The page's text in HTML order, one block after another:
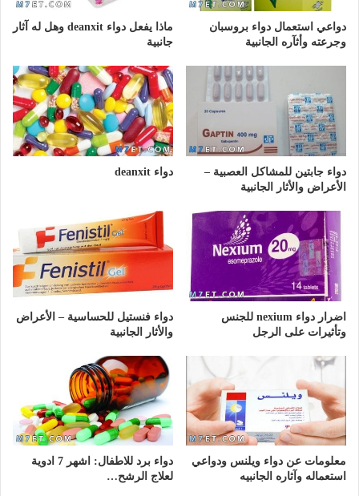
دواعي استعمال دواء بروسبان
وجرعته وأثآره الجانبية
ماذا يفعل دواء deanxit وهل له آثار
جانبية
دواء جابتين للمشاكل العصبية –
الأعراض والأثار الجانبية
دواء deanxit
اضرار دواء nexium للجنس
وتأثيرات على الرجل
دواء فنستيل للحساسية – الأعراض
والأثار الجانبية
معلومات عن دواء ويلنس ودواعي
استعماله وآثاره الجانبيه
دواء برد للاطفال: اشهر 7 ادوية
لعلاج الرشح…